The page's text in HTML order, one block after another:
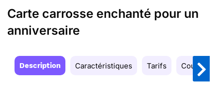
Carte carrosse enchanté pour un
anniversaire
Description Caractéristiques Tarifs Couleurs